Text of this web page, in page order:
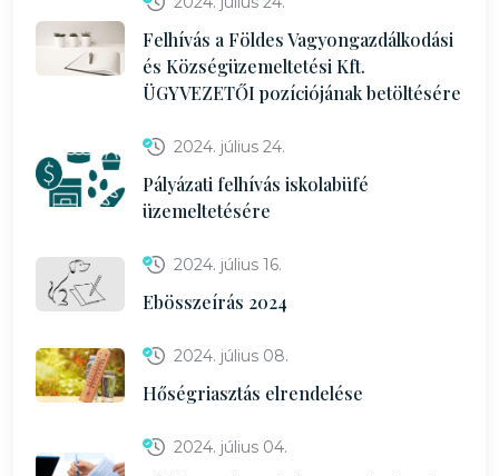
Felhívás a Földes Vagyongazdálkodási
és Községüzemeltetési Kft.
ÜGYVEZETŐI pozíciójának betöltésére
2024. július 24.
Pályázati felhívás iskolabüfé
üzemeltetésére
2024. július 16.
Ebösszeírás 2024
2024. július 08.
Hőségriasztás elrendelése
2024. július 04.